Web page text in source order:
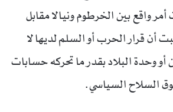
واقع بين الخرطوم ونيالا مقابل
أن قرار الحرب أو السلم لديها لا
أو وحدة البلاد بقدر ما تحركه حسابات
السلاح السياسي.